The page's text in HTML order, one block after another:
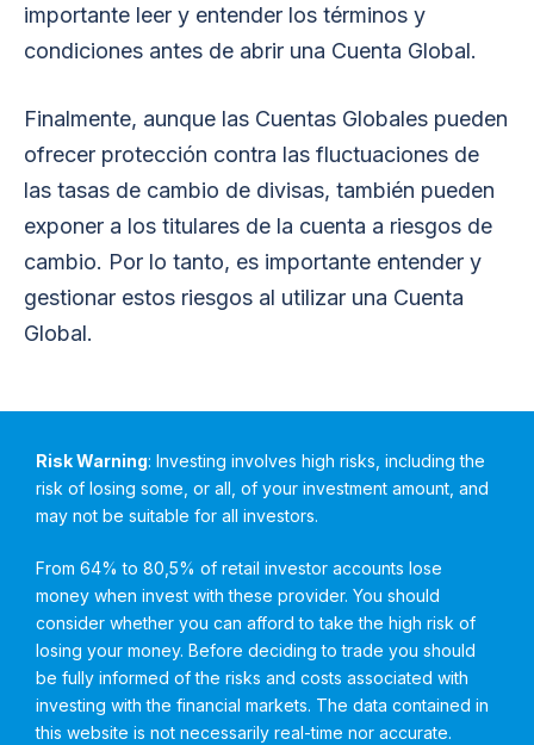
importante leer y entender los términos y
condiciones antes de abrir una Cuenta Global.
Finalmente, aunque las Cuentas Globales pueden
ofrecer protección contra las fluctuaciones de
las tasas de cambio de divisas, también pueden
exponer a los titulares de la cuenta a riesgos de
cambio. Por lo tanto, es importante entender y
gestionar estos riesgos al utilizar una Cuenta
Global.
Risk Warning: Investing involves high risks, including the
risk of losing some, or all, of your investment amount, and
may not be suitable for all investors.
From 64% to 80,5% of retail investor accounts lose
money when invest with these provider. You should
consider whether you can afford to take the high risk of
losing your money. Before deciding to trade you should
be fully informed of the risks and costs associated with
investing with the financial markets. The data contained in
this website is not necessarily real-time nor accurate.